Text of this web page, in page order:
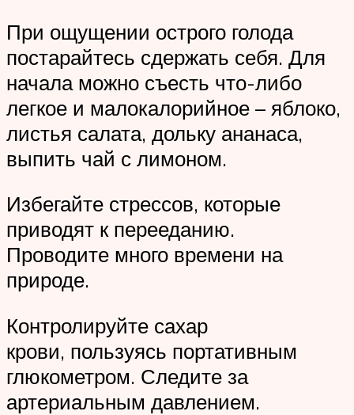
При ощущении острого голода
постарайтесь сдержать себя. Для
начала можно съесть что-либо
легкое и малокалорийное – яблоко,
листья салата, дольку ананаса,
выпить чай с лимоном.
Избегайте стрессов, которые
приводят к перееданию.
Проводите много времени на
природе.
Контролируйте сахар
крови, пользуясь портативным
глюкометром. Следите за
артериальным давлением.